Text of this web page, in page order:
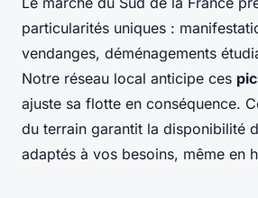
particularités uniques :
vendanges, déménagements
Notre réseau local anticipe ces
ajuste sa flotte en conséquence.
du terrain garantit la disponibilité
adaptés à vos besoins, même en